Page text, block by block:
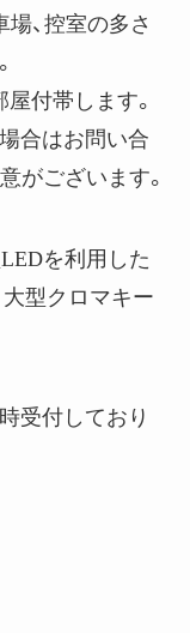
、控室の多さ
付帯します。
合はお問い合
がございます。
を利用した
大型クロマキー
受付しており